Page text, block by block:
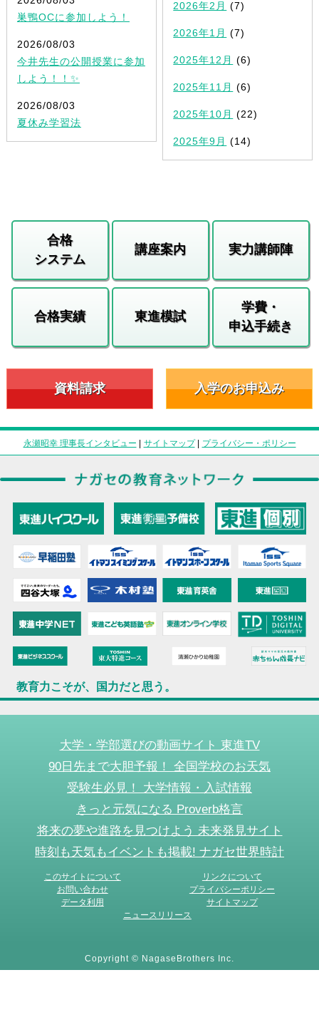
巣鴨OCに参加しよう！
2026/08/03
今井先生の公開授業に参加
しよう！！✨
2026/08/03
夏休み学習法
2026年2月 (7)
2026年1月 (7)
2025年12月 (6)
2025年11月 (6)
2025年10月 (22)
2025年9月 (14)
合格
システム
講座案内 実力講師陣
合格実績 東進模試
学費・
申込手続き
資料請求 入学のお申込み
永瀬昭幸 理事長インタビュー | サイトマップ| プライバシー・ポリシー
教育力こそが、国力だと思う。
大学・学部選びの動画サイト 東進TV
90日先まで大胆予報！ 全国学校のお天気
受験生必見！ 大学情報・入試情報
きっと元気になる Proverb格言
将来の夢や進路を見つけよう 未来発見サイト
時刻も天気もイベントも掲載! ナガセ世界時計
このサイトについて
リンクについて
お問い合わせ
プライバシーポリシー
データ利用
サイトマップ
ニュースリリース
Copyright © NagaseBrothers Inc.